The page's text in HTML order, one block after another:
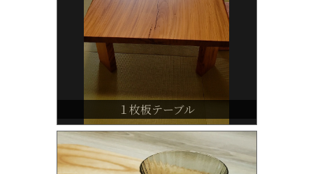
１枚板テーブル